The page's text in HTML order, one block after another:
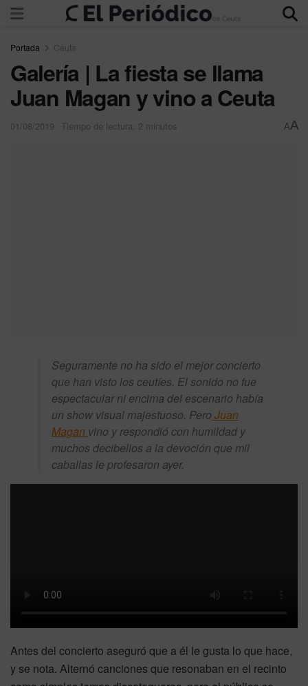
Portada Ceuta
Galería | La fiesta se llama
Juan Magan y vino a Ceuta
01/08/2019 Tiempo de lectura: 2 minutos AA
Seguramente no ha sido el mejor concierto
que han visto los ceutíes. El sonido no fue
espectacular ni encima del escenario había
un show visual majestuoso. Pero Juan
Magan vino y respondió con humildad y
muchos decibelios a la devoción que mil
caballas le profesaron ayer.
Antes del concierto aseguró que a él le gusta lo que hace,
y se nota. Alternó canciones que resonaban en el recinto